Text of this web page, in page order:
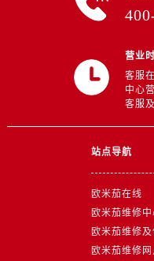
营业
客服
中心
客服
站点导航
欧米茄在线
欧米茄维修中
欧米茄维修
欧米茄维修网